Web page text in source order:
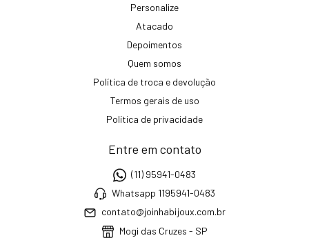
Personalize
Atacado
Depoimentos
Quem somos
Política de troca e devolução
Termos gerais de uso
Política de privacidade
Entre em contato
(11) 95941-0483
Whatsapp 1195941-0483
contato@joinhabijoux.com.br
Mogi das Cruzes - SP